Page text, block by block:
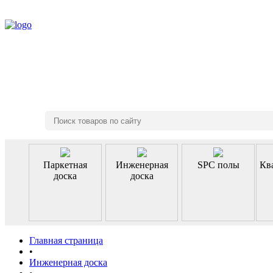
Паркетная
доска
Инженерная
доска
SPC полы
Главная страница
•
Инженерная доска